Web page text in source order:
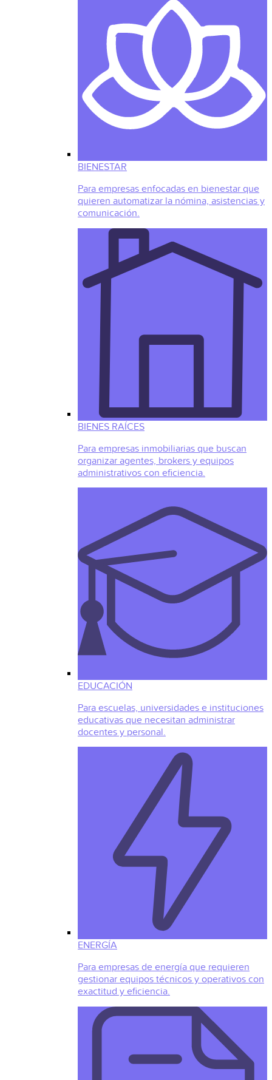
BIENESTAR
Para empresas enfocadas en bienestar que
quieren automatizar la nómina, asistencias y
comunicación.
BIENES RAÍCES
Para empresas inmobiliarias que buscan
organizar agentes, brokers y equipos
administrativos con eficiencia.
EDUCACIÓN
Para escuelas, universidades e instituciones
educativas que necesitan administrar
docentes y personal.
ENERGÍA
Para empresas de energía que requieren
gestionar equipos técnicos y operativos con
exactitud y eficiencia.